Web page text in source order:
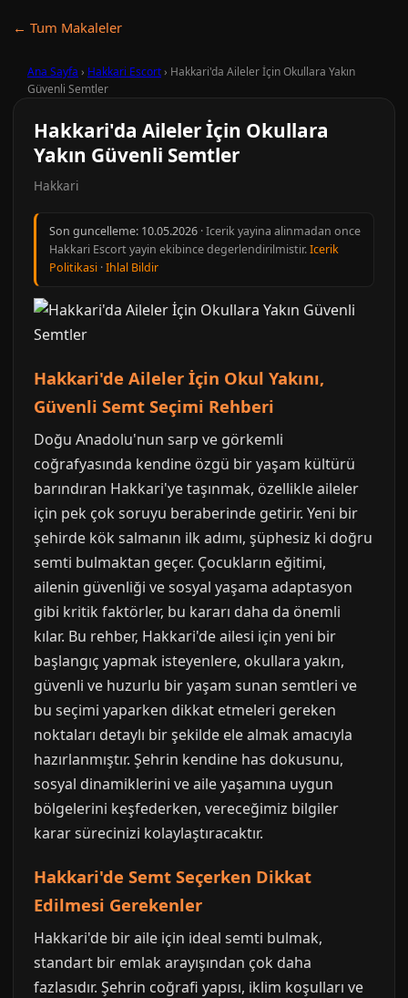
← Tum Makaleler
Ana Sayfa › Hakkari Escort› Hakkari'da Aileler İçin Okullara Yakın
Güvenli Semtler
Hakkari'da Aileler İçin Okullara
Yakın Güvenli Semtler
Hakkari
Son guncelleme: 10.05.2026 · Icerik yayina alinmadan once
Hakkari Escort yayin ekibince degerlendirilmistir.Icerik
Politikasi ·Ihlal Bildir
Hakkari'de Aileler İçin Okul Yakını,
Güvenli Semt Seçimi Rehberi
Doğu Anadolu'nun sarp ve görkemli
coğrafyasında kendine özgü bir yaşam kültürü
barındıran Hakkari'ye taşınmak, özellikle aileler
için pek çok soruyu beraberinde getirir. Yeni bir
şehirde kök salmanın ilk adımı, şüphesiz ki doğru
semti bulmaktan geçer. Çocukların eğitimi,
ailenin güvenliği ve sosyal yaşama adaptasyon
gibi kritik faktörler, bu kararı daha da önemli
kılar. Bu rehber, Hakkari'de ailesi için yeni bir
başlangıç yapmak isteyenlere, okullara yakın,
güvenli ve huzurlu bir yaşam sunan semtleri ve
bu seçimi yaparken dikkat etmeleri gereken
noktaları detaylı bir şekilde ele almak amacıyla
hazırlanmıştır. Şehrin kendine has dokusunu,
sosyal dinamiklerini ve aile yaşamına uygun
bölgelerini keşfederken, vereceğimiz bilgiler
karar sürecinizi kolaylaştıracaktır.
Hakkari'de Semt Seçerken Dikkat
Edilmesi Gerekenler
Hakkari'de bir aile için ideal semti bulmak,
standart bir emlak arayışından çok daha
fazlasıdır. Şehrin coğrafi yapısı, iklim koşulları ve